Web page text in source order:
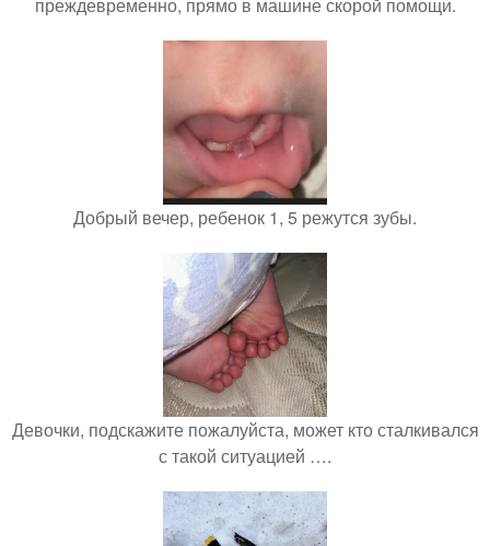
преждевременно, прямо в машине скорой помощи.
Добрый вечер, ребенок 1, 5 режутся зубы.
Девочки, подскажите пожалуйста, может кто сталкивался
с такой ситуацией ….